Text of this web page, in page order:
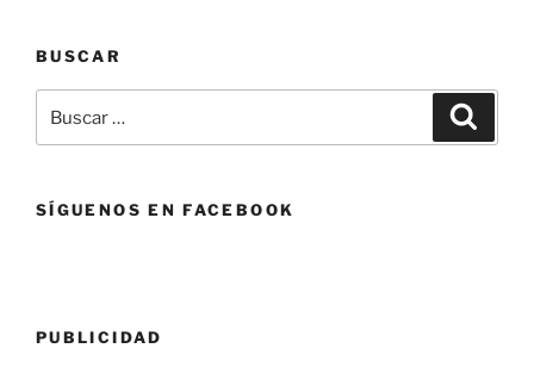
BUSCAR
por:
SÍGUENOS EN FACEBOOK
PUBLICIDAD